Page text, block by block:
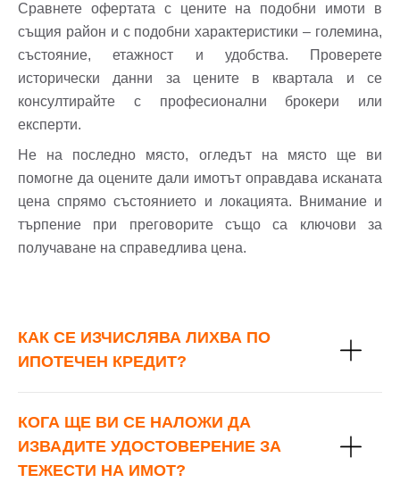
Сравнете офертата с цените на подобни имоти в
същия район и с подобни характеристики – големина,
състояние, етажност и удобства. Проверете
исторически данни за цените в квартала и се
консултирайте с професионални брокери или
експерти.
Не на последно място, огледът на място ще ви
помогне да оцените дали имотът оправдава исканата
цена спрямо състоянието и локацията. Внимание и
търпение при преговорите също са ключови за
получаване на справедлива цена.
КАК СЕ ИЗЧИСЛЯВА ЛИХВА ПО
ИПОТЕЧЕН КРЕДИТ?
КОГА ЩЕ ВИ СЕ НАЛОЖИ ДА
ИЗВАДИТЕ УДОСТОВЕРЕНИЕ ЗА
ТЕЖЕСТИ НА ИМОТ?